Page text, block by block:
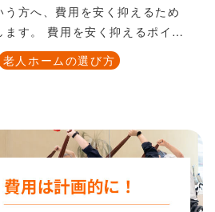
う方へ、費用を安く抑えるため
す。 費用を安く抑えるポイン
が適用される公的介護施設に
では、順番に説明をしてい
老人ホームの選び方